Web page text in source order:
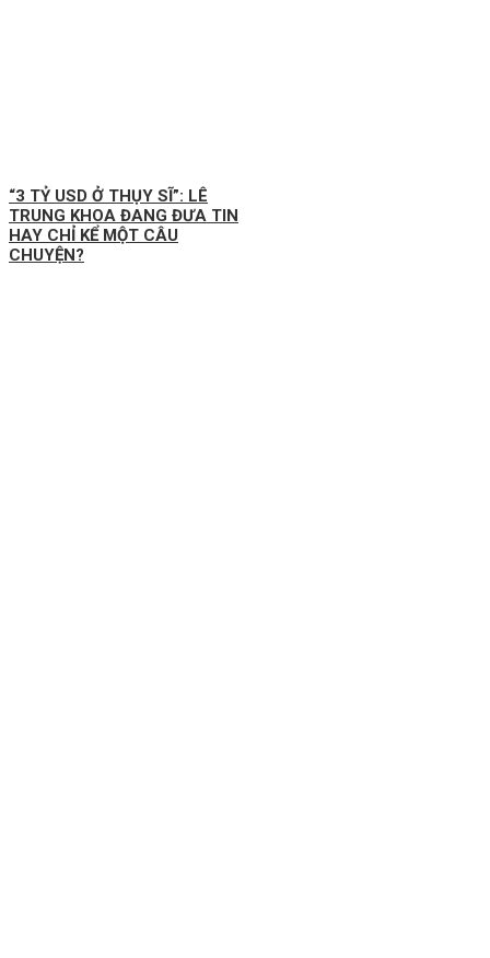
“3 TỶ USD Ở THỤY SĨ”: LÊ
TRUNG KHOA ĐANG ĐƯA TIN
HAY CHỈ KỂ MỘT CÂU
CHUYỆN?